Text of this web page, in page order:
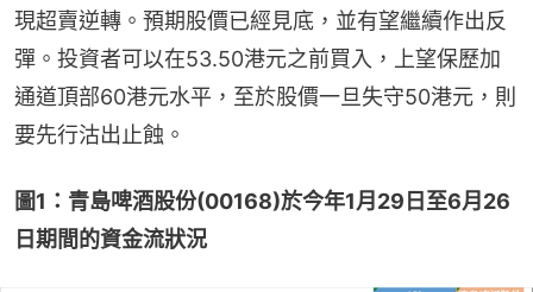
現超賣逆轉。預期股價已經見底，並有望繼續作出反
彈。投資者可以在53.50港元之前買入，上望保歷加
通道頂部60港元水平，至於股價一旦失守50港元，則
要先行沽出止蝕。
圖1：青島啤酒股份(00168)於今年1月29日至6月26
日期間的資金流狀況